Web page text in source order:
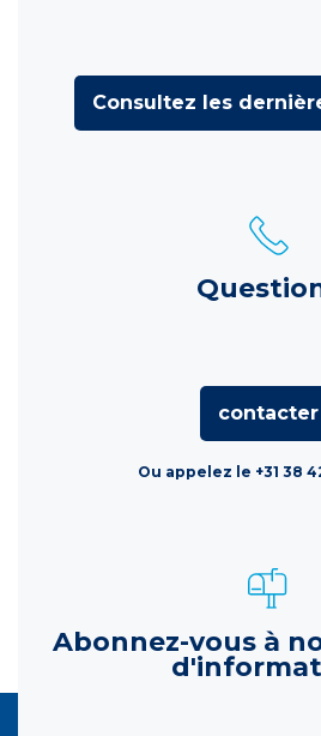
Consultez les
contacter
Ou appelez le +31 38
Abonnez-vous à